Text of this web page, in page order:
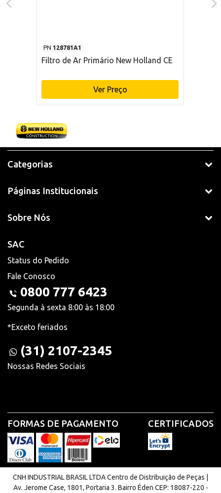
PN 128781A1
Filtro de Ar Primário New Holland CE
Ver Preço
Categorias
Páginas Institucionais
Sobre Nós
SAC
Status do Pedido
Fale Conosco
0800 777 6423
Segunda à sexta 8:00 às 18:00
*Exceto feriados
(31) 2107-2345
Nossas Redes Sociais
FORMAS DE PAGAMENTO CERTIFICADOS
CNH INDUSTRIAL BRASIL LTDA Centro de Distribuição de Peças |
Av. Jerome Case, 1801, Portaria 3. Bairro Éden CEP: 18087-220 -